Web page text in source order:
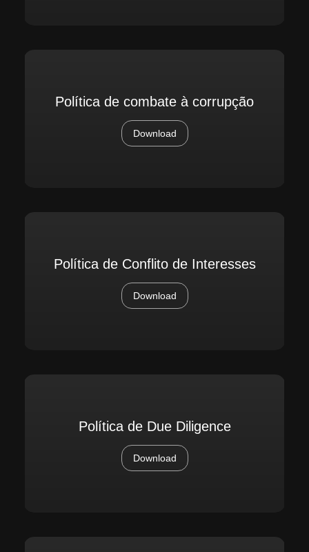
Política de combate à corrupção
Download
Política de Conflito de Interesses
Download
Política de Due Diligence
Download